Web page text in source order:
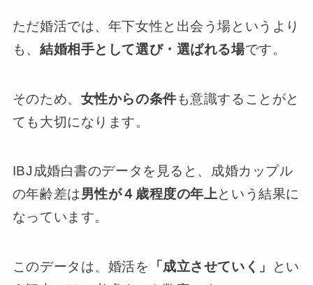
ただ婚活では、年下女性と出会う場というより
も、結婚相手として選び・選ばれる場です。
そのため、 女性からの条件も意識することがと
ても大切になります。
IBJ成婚白書のデータを見ると、成婚カップル
の年齢差は男性が４歳程度の年上という結果に
なっています。
このデータは、婚活を 「成立させていく」
とい